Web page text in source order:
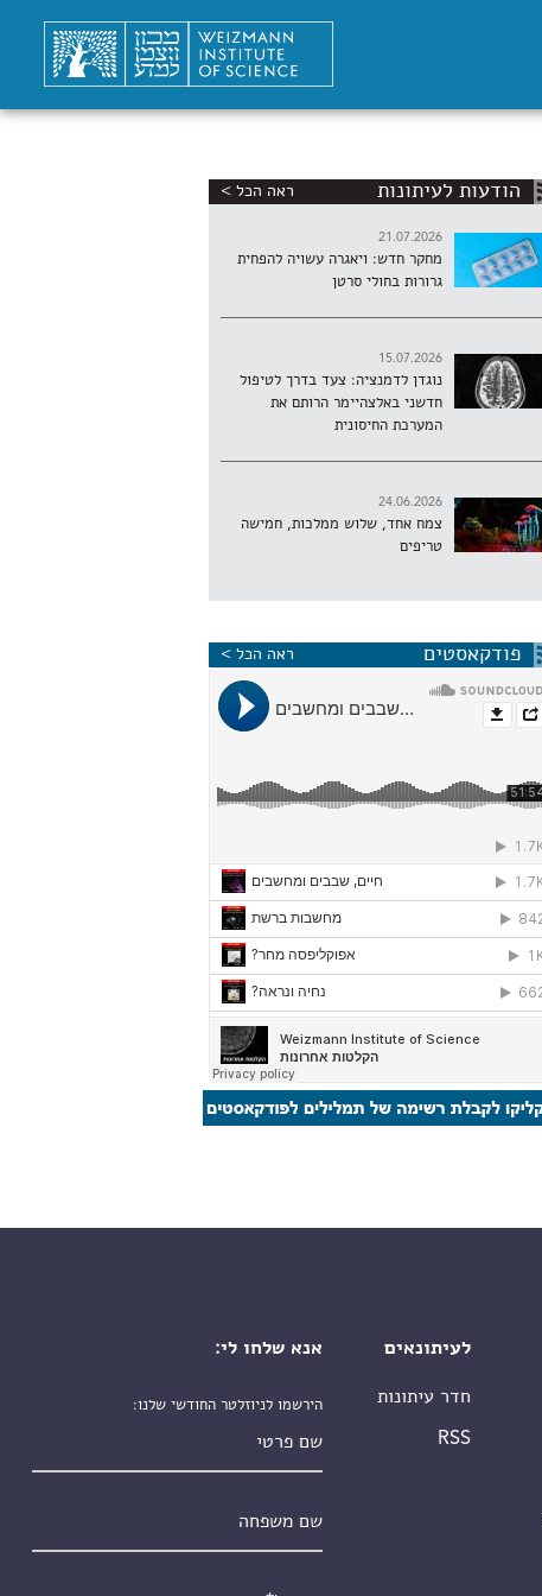
הודעות לעיתונות ראה הכל >
21.07.2026
מחקר חדש: ויאגרה עשויה להפחית
גרורות בחולי סרטן
15.07.2026
נוגדן לדמנציה: צעד בדרך לטיפול
חדשני באלצהיימר הרותם את
המערכת החיסונית
24.06.2026
צמח אחד, שלוש ממלכות, חמישה
טריפים
פודקאסטים ראה הכל >
לעיתונאים
חדר עיתונות
RSS
אנא שלחו לי:
הירשמו לניוזלטר החודשי שלנו: